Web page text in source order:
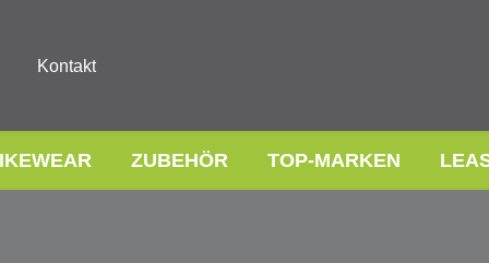
Kontakt
ZUBEHÖR TOP-MARKEN